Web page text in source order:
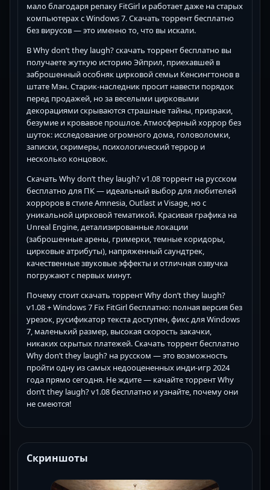
мало благодаря репаку FitGirl и работает даже на старых
компьютерах с Windows 7. Скачать торрент бесплатно
без вирусов — это именно то, что вы искали.
В Why don’t they laugh? скачать торрент бесплатно вы
получаете жуткую историю Эйприл, приехавшей в
заброшенный особняк цирковой семьи Кенсингтонов в
штате Мэн. Старик-наследник просит навести порядок
перед продажей, но за веселыми цирковыми
декорациями скрываются страшные тайны, призраки,
безумие и кровавое прошлое. Атмосферный хоррор без
шуток: исследование огромного дома, головоломки,
записки, скримеры, психологический террор и
несколько концовок.
Скачать Why don’t they laugh? v1.08 торрент на русском
бесплатно для ПК — идеальный выбор для любителей
хорроров в стиле Amnesia, Outlast и Visage, но с
уникальной цирковой тематикой. Красивая графика на
Unreal Engine, детализированные локации
(заброшенные арены, гримерки, темные коридоры,
цирковые атрибуты), напряженный саундтрек,
качественные звуковые эффекты и отличная озвучка
погружают с первых минут.
Почему стоит скачать торрент Why don’t they laugh?
v1.08 + Windows 7 Fix FitGirl бесплатно: полная версия без
урезок, русификатор текста доступен, фикс для Windows
7, маленький размер, высокая скорость закачки,
никаких скрытых платежей. Скачать торрент бесплатно
Why don’t they laugh? на русском — это возможность
пройти одну из самых недооцененных инди-игр 2024
года прямо сегодня. Не ждите — качайте торрент Why
don’t they laugh? v1.08 бесплатно и узнайте, почему они
не смеются!
Скриншоты